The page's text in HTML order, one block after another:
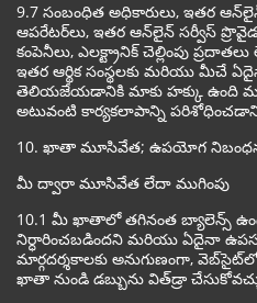
9.7 సంబంధిత అధికారులు, ఇతర
ఆపరేటర్‌లు, ఇతర ఆన్‌లైన్ సర్వీస్
కంపెనీలు, ఎలక్ట్రానిక్ చెల్లింపు
ఇతర ఆర్థిక సంస్థలకు మరియు మీచే
తెలియజేయడానికి మాకు హక్కు ఉంది
అటువంటి కార్యకలాపాన్ని
10. ఖాతా మూసివేత; ఉపయోగ
మీ ద్వారా మూసివేత లేదా ముగింపు
10.1 మీ ఖాతాలో తగినంత బ్యాలెన్స్
నిర్ధారించబడిందని మరియు ఏదైనా
మార్గదర్శకాలకు అనుగుణంగా,
ఖాతా నుండి డబ్బును విత్‌డ్రా